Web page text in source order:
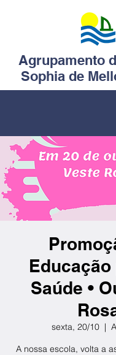
Agrupamento
Sophia de
Educação
Saúde •
sexta, 20/10
  |
A nossa escola, volta a